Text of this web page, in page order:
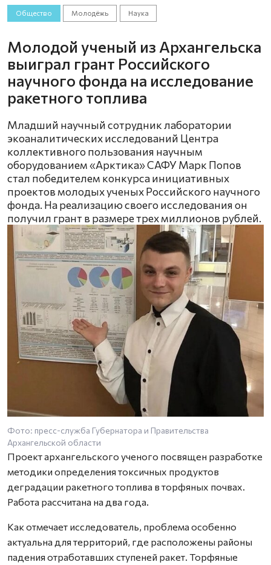
Общество Молодёжь Наука
Молодой ученый из Архангельска
выиграл грант Российского
научного фонда на исследование
ракетного топлива
Младший научный сотрудник лаборатории
экоаналитических исследований Центра
коллективного пользования научным
оборудованием «Арктика» САФУ Марк Попов
стал победителем конкурса инициативных
проектов молодых ученых Российского научного
фонда. На реализацию своего исследования он
получил грант в размере трех миллионов рублей.
Фото: пресс-служба Губернатора и Правительства
Архангельской области
Проект архангельского ученого посвящен разработке
методики определения токсичных продуктов
деградации ракетного топлива в торфяных почвах.
Работа рассчитана на два года.
Как отмечает исследователь, проблема особенно
актуальна для территорий, где расположены районы
падения отработавших ступеней ракет. Торфяные